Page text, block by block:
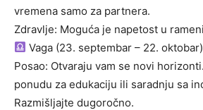
vremena samo za partnera.
Zdravlje: Moguća je napetost u
Vaga (23. septembar – 22. oktobar)
Posao: Otvaraju vam se novi
ponudu za edukaciju ili saradnju sa
Razmišljajte dugoročno.